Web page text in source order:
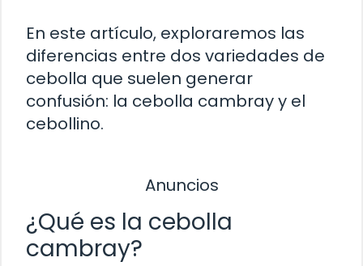
En este artículo, exploraremos las
diferencias entre dos variedades de
cebolla que suelen generar
confusión: la cebolla cambray y el
cebollino.
Anuncios
¿Qué es la cebolla
cambray?